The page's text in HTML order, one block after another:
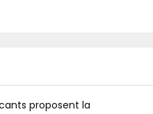
proposent la